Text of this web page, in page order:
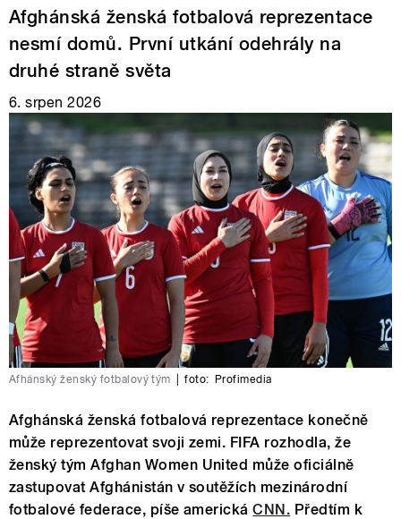
Afghánská ženská fotbalová reprezentace
nesmí domů. První utkání odehrály na
druhé straně světa
6. srpen 2026
Afhánský ženský fotbalový tým foto: Profimedia
Afghánská ženská fotbalová reprezentace konečně
může reprezentovat svoji zemi. FIFA rozhodla, že
ženský tým Afghan Women United může oficiálně
zastupovat Afghánistán v soutěžích mezinárodní
fotbalové federace, píše americkáCNN. Předtím k